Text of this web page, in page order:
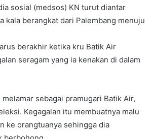
sosial (medsos) KN turut diantar
kala berangkat dari Palembang menuju
berakhir ketika kru Batik Air
seragam yang ia kenakan di dalam
sebagai pramugari Batik Air,
Kegagalan itu membuatnya malu
ke orangtuanya sehingga dia